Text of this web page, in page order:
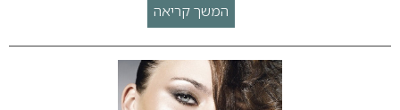
המשך קריאה